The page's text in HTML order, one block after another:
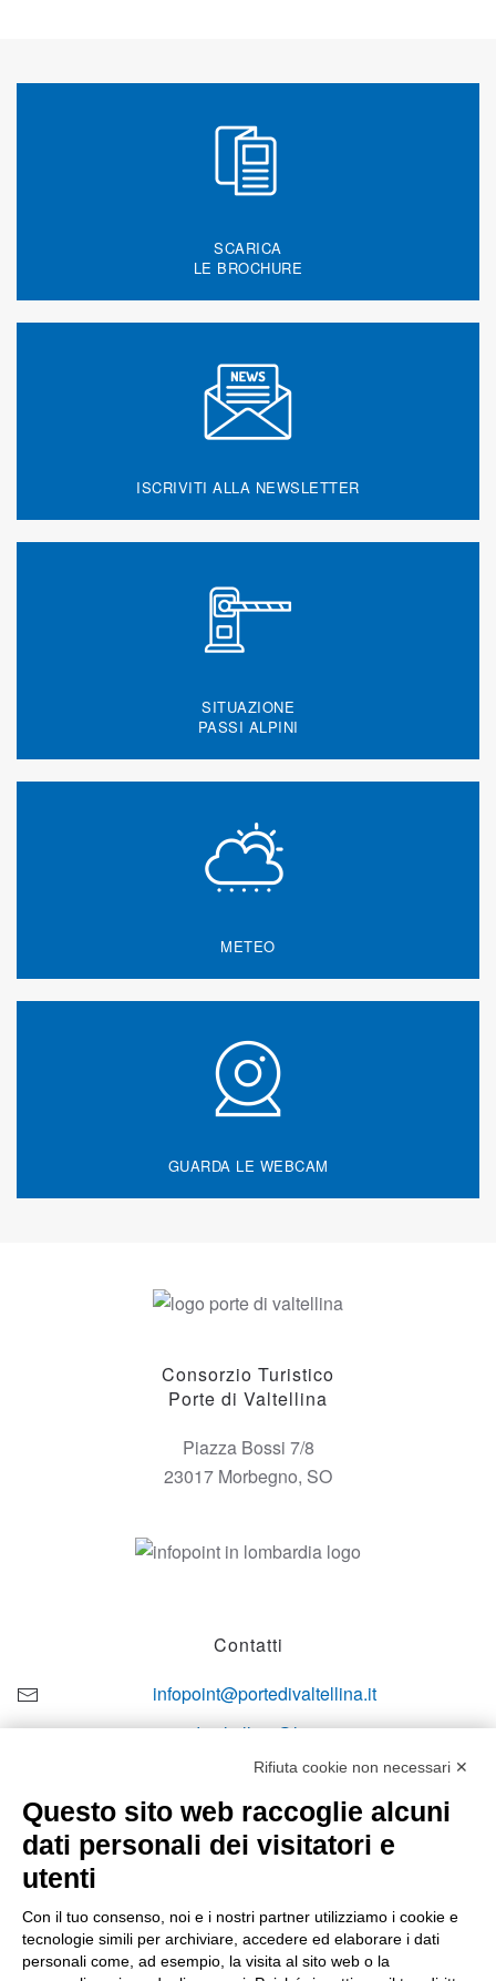
SCARICA
LE BROCHURE
ISCRIVITI ALLA NEWSLETTER
SITUAZIONE
PASSI ALPINI
METEO
GUARDA LE WEBCAM
Consorzio Turistico
Porte di Valtellina
Piazza Bossi 7/8
23017 Morbegno, SO
Contatti
infopoint@portedivaltellina.it
portedivaltellina@lamiapec.it
+39 0342 601140
Lun-ven
08:00 – 12:10 / 14:00 – 18:10
Rifiuta cookie non necessari ✕
Questo sito web raccoglie alcuni
dati personali dei visitatori e
utenti
Con il tuo consenso, noi e i nostri partner utilizziamo i cookie e
tecnologie simili per archiviare, accedere ed elaborare i dati
personali come, ad esempio, la visita al sito web o la